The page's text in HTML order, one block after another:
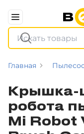
Главная
Крышка-
робота
Mi Robot